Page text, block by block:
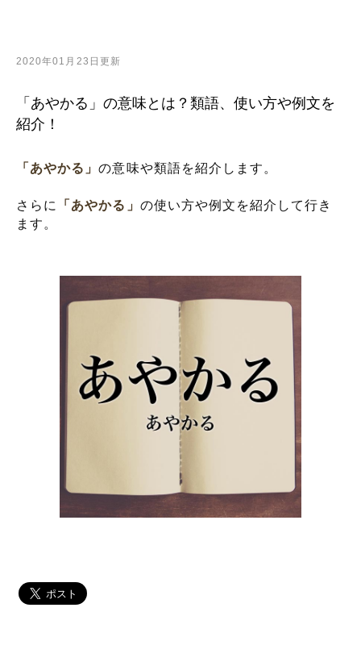
2020年01月23日更新
「あやかる」の意味とは？類語、使い方や例文を
紹介！
「あやかる」の意味や類語を紹介します。
さらに 「あやかる」 の使い方や例文を紹介して行き
ます。